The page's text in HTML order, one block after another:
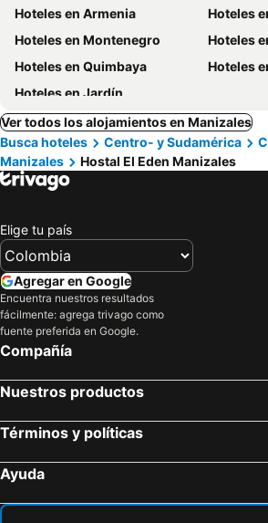
Hoteles en Armenia
Hoteles
Hoteles en Montenegro
Hoteles
Hoteles en Quimbaya
Hoteles
Hoteles en Jardín
Ver todos los alojamientos en Manizales
Busca hoteles
Centro- y Sudamérica
Manizales
Hostal El Eden Manizales
Elige tu país
Agregar en Google
Encuentra nuestros resultados
fácilmente: agrega trivago como
fuente preferida en Google.
Compañía
Nuestros productos
Términos y políticas
Ayuda